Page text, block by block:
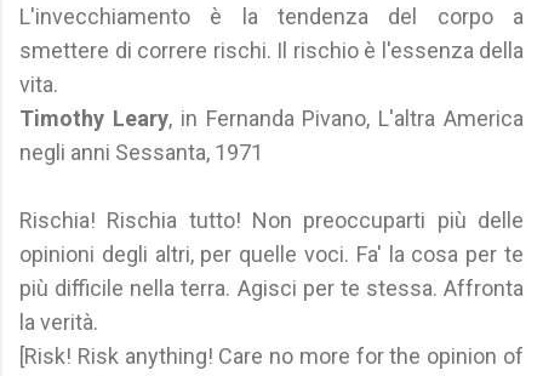
L'invecchiamento è la tendenza del corpo a
smettere di correre rischi. Il rischio è l'essenza della
vita.
Timothy Leary, in Fernanda Pivano, L'altra America
negli anni Sessanta, 1971
Rischia! Rischia tutto! Non preoccuparti più delle
opinioni degli altri, per quelle voci. Fa' la cosa per te
più difficile nella terra. Agisci per te stessa. Affronta
la verità.
[Risk! Risk anything! Care no more for the opinion of